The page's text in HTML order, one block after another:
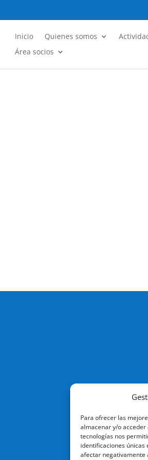
Para ofrecer las
almacenar y/o
tecnologías nos
identificaciones
afectar negativamente
Inicio Quienes somos
Área socios